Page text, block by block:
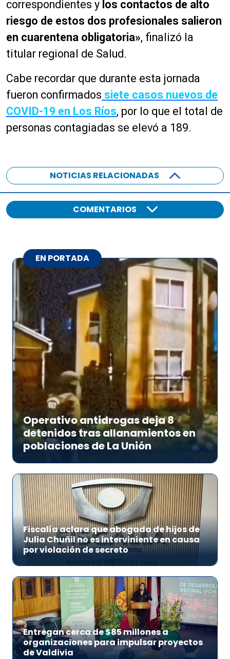
correspondientes y los contactos de alto
riesgo de estos dos profesionales salieron
en cuarentena obligatoria», finalizó la
titular regional de Salud.
Cabe recordar que durante esta jornada
fueron confirmados siete casos nuevos de
COVID-19 en Los Ríos, por lo que el total de
personas contagiadas se elevó a 189.
NOTICIAS RELACIONADAS
COMENTARIOS
EN PORTADA
Operativo antidrogas deja 8
detenidos tras allanamientos en
poblaciones de La Unión
Fiscalía aclara que abogada de hijos de
Julia Chuñil no es interviniente en causa
por violación de secreto
Entregan cerca de $85 millones a
organizaciones para impulsar proyectos
de Valdivia